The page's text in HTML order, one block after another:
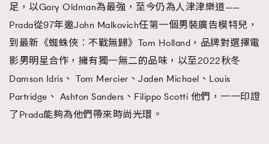
足，以Gary Oldman為最強，至今仍為人津津樂道——
Prada從97年邀John Malkovich任第一個男裝廣告模特兒，
到最新《蜘蛛俠︰不戰無歸》Tom Holland，品牌對選擇電
影男明星合作，擁有獨一無二的品味，以至2022秋冬
Damson Idris、 Tom Mercier、Jaden Michael、Louis
Partridge、 Ashton Sanders、Filippo Scotti 他們，一一印證
了Prada能夠為他們帶來時尚光環。